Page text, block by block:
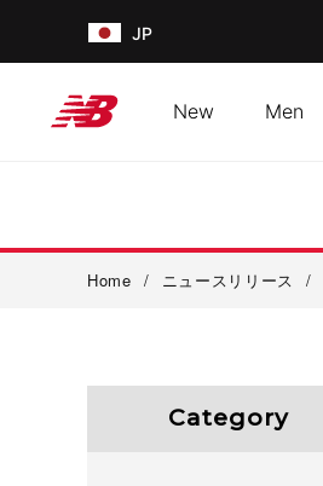
JP
New Men
Home / ニュースリリース /
Category